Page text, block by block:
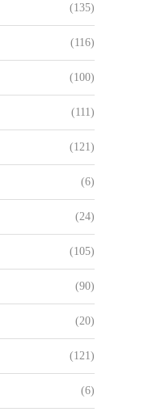
(135)
(116)
(100)
(111)
(121)
(6)
(24)
(105)
(90)
(20)
(121)
(6)